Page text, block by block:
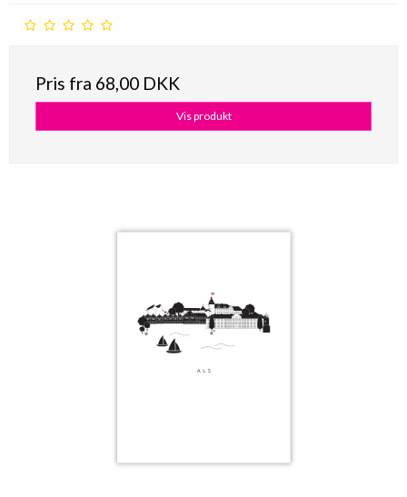
Pris fra 68,00 DKK
Vis produkt